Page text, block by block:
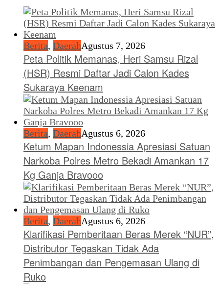
Berita, DaerahAgustus 7, 2026
Peta Politik Memanas, Heri Samsu Rizal
(HSR) Resmi Daftar Jadi Calon Kades
Sukaraya Keenam
Berita, DaerahAgustus 6, 2026
Ketum Mapan Indonessia Apresiasi Satuan
Narkoba Polres Metro Bekadi Amankan 17
Kg Ganja Bravooo
Berita, DaerahAgustus 6, 2026
Klarifikasi Pemberitaan Beras Merek “NUR”,
Distributor Tegaskan Tidak Ada
Penimbangan dan Pengemasan Ulang di
Ruko